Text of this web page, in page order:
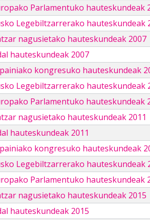
Parlamentuko hauteskundeak
Legebiltzarrerako hauteskundeak
nagusietako hauteskundeak 2007
hauteskundeak 2007
kongresuko hauteskundeak
Legebiltzarrerako hauteskundeak
Parlamentuko hauteskundeak
nagusietako hauteskundeak 2011
hauteskundeak 2011
kongresuko hauteskundeak
Legebiltzarrerako hauteskundeak
Parlamentuko hauteskundeak
nagusietako hauteskundeak 2015
hauteskundeak 2015